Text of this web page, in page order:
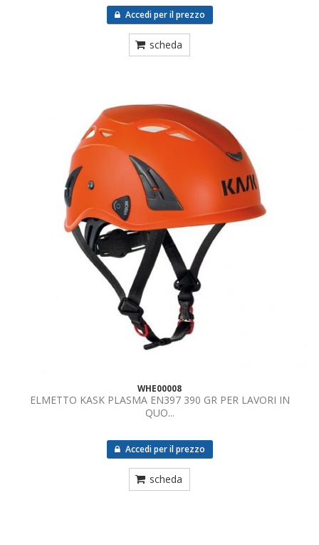
Accedi per il prezzo
scheda
WHE00008
ELMETTO KASK PLASMA EN397 390 GR PER LAVORI IN
QUO...
Accedi per il prezzo
scheda